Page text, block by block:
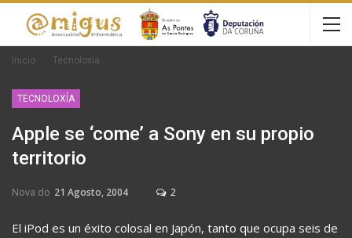
Inicio Tecnoloxía
TECNOLOXÍA
Apple se ‘come’ a Sony en su propio
territorio
Nova do 21 Agosto, 2004 2
El iPod es un éxito colosal en Japón, tanto que ocupa seis de